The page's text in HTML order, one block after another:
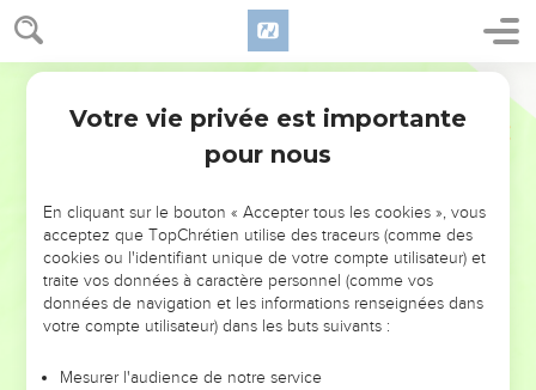
NE MANQUEZ PAS L’ÉVÉNEMENT
DE L’ANNÉE !
ET SI LEURS ERREURS POUVAIENT VOUS ÉVITER LES
VOTRES ?
leur foi ou leur vision. Mais on voit moins les doutes, les erreurs
Votre vie privée est importante
pour nous
En cliquant sur le bouton « Accepter tous les cookies », vous
acceptez que TopChrétien utilise des traceurs (comme des
cookies ou l'identifiant unique de votre compte utilisateur) et
traite vos données à caractère personnel (comme vos
données de navigation et les informations renseignées dans
votre compte utilisateur) dans les buts suivants :
Mesurer l'audience de notre service